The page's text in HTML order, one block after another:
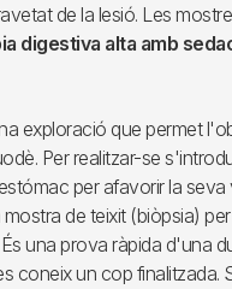
de la lesió. Les
digestiva alta amb
exploració que permet
Per realitzar-se
per afavorir la
de teixit (biòpsia)
una prova ràpida d'una
coneix un cop finalitzada.